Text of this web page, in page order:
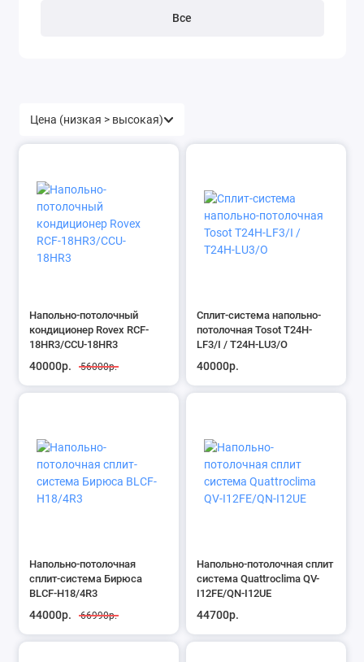
Все
Напольно-потолочный
кондиционер Rovex RCF-
18HR3/CCU-18HR3
40000р. 56000р.
Сплит-система напольно-
потолочная Tosot T24H-
LF3/I / T24H-LU3/O
40000р.
Напольно-потолочная
сплит-система Бирюса
BLCF-H18/4R3
44000р. 66990р.
Напольно-потолочная сплит
система Quattroclima QV-
I12FE/QN-I12UE
44700р.